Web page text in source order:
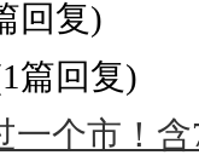
回复)
篇回复)
一个市！含